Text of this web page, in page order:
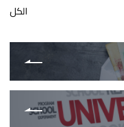
الكل